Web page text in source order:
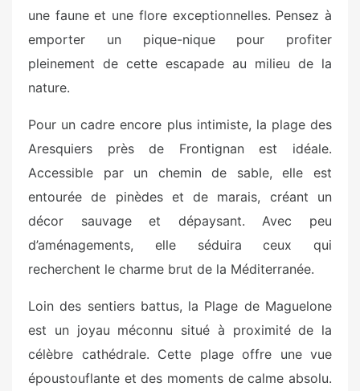
une faune et une flore exceptionnelles. Pensez à
emporter un pique-nique pour profiter
pleinement de cette escapade au milieu de la
nature.
Pour un cadre encore plus intimiste, la plage des
Aresquiers près de Frontignan est idéale.
Accessible par un chemin de sable, elle est
entourée de pinèdes et de marais, créant un
décor sauvage et dépaysant. Avec peu
d’aménagements, elle séduira ceux qui
recherchent le charme brut de la Méditerranée.
Loin des sentiers battus, la Plage de Maguelone
est un joyau méconnu situé à proximité de la
célèbre cathédrale. Cette plage offre une vue
époustouflante et des moments de calme absolu.